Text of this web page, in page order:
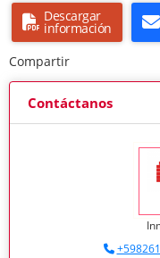
Descargar
información
Compartir
Contáctanos